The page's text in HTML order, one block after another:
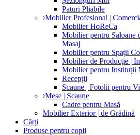
Paturi Pliabile
Mobilier Profesional |
Mobilier HoReCa
Mobilier pentru Saloane
Masaj
Mobilier pentru Spații
Mobilier de Producție |
Mobilier pentru Instituții
Recepții
Scaune | Fotolii pentru
Mese | Scaune
Cadre pentru Masă
Mobilier Exterior | de Grădină
Cărți
Produse pentru copii